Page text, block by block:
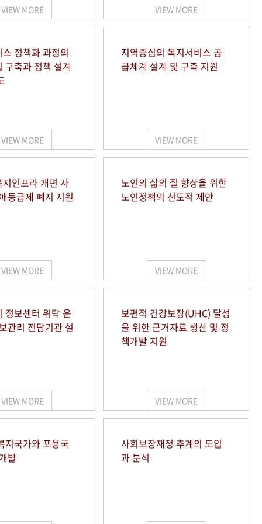
VIEW MORE VIEW MORE
정책화 과정의
구축과 정책 설계
VIEW MORE
지역중심의 복지서비스 공
급체계 설계 및 구축 지원
VIEW MORE
인프라 개편 사
등급제 폐지 지원
VIEW MORE
노인의 삶의 질 향상을 위한
노인정책의 선도적 제안
VIEW MORE
정보센터 위탁 운
관리 전담기관 설
VIEW MORE
보편적 건강보장(UHC) 달성
을 위한 근거자료 생산 및 정
책개발 지원
VIEW MORE
지국가와 포용국
발
사회보장재정 추계의 도입
과 분석